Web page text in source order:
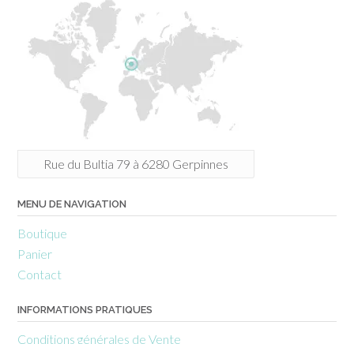
Rue du Bultia 79 à 6280 Gerpinnes
MENU DE NAVIGATION
Boutique
Panier
Contact
INFORMATIONS PRATIQUES
Conditions générales de Vente